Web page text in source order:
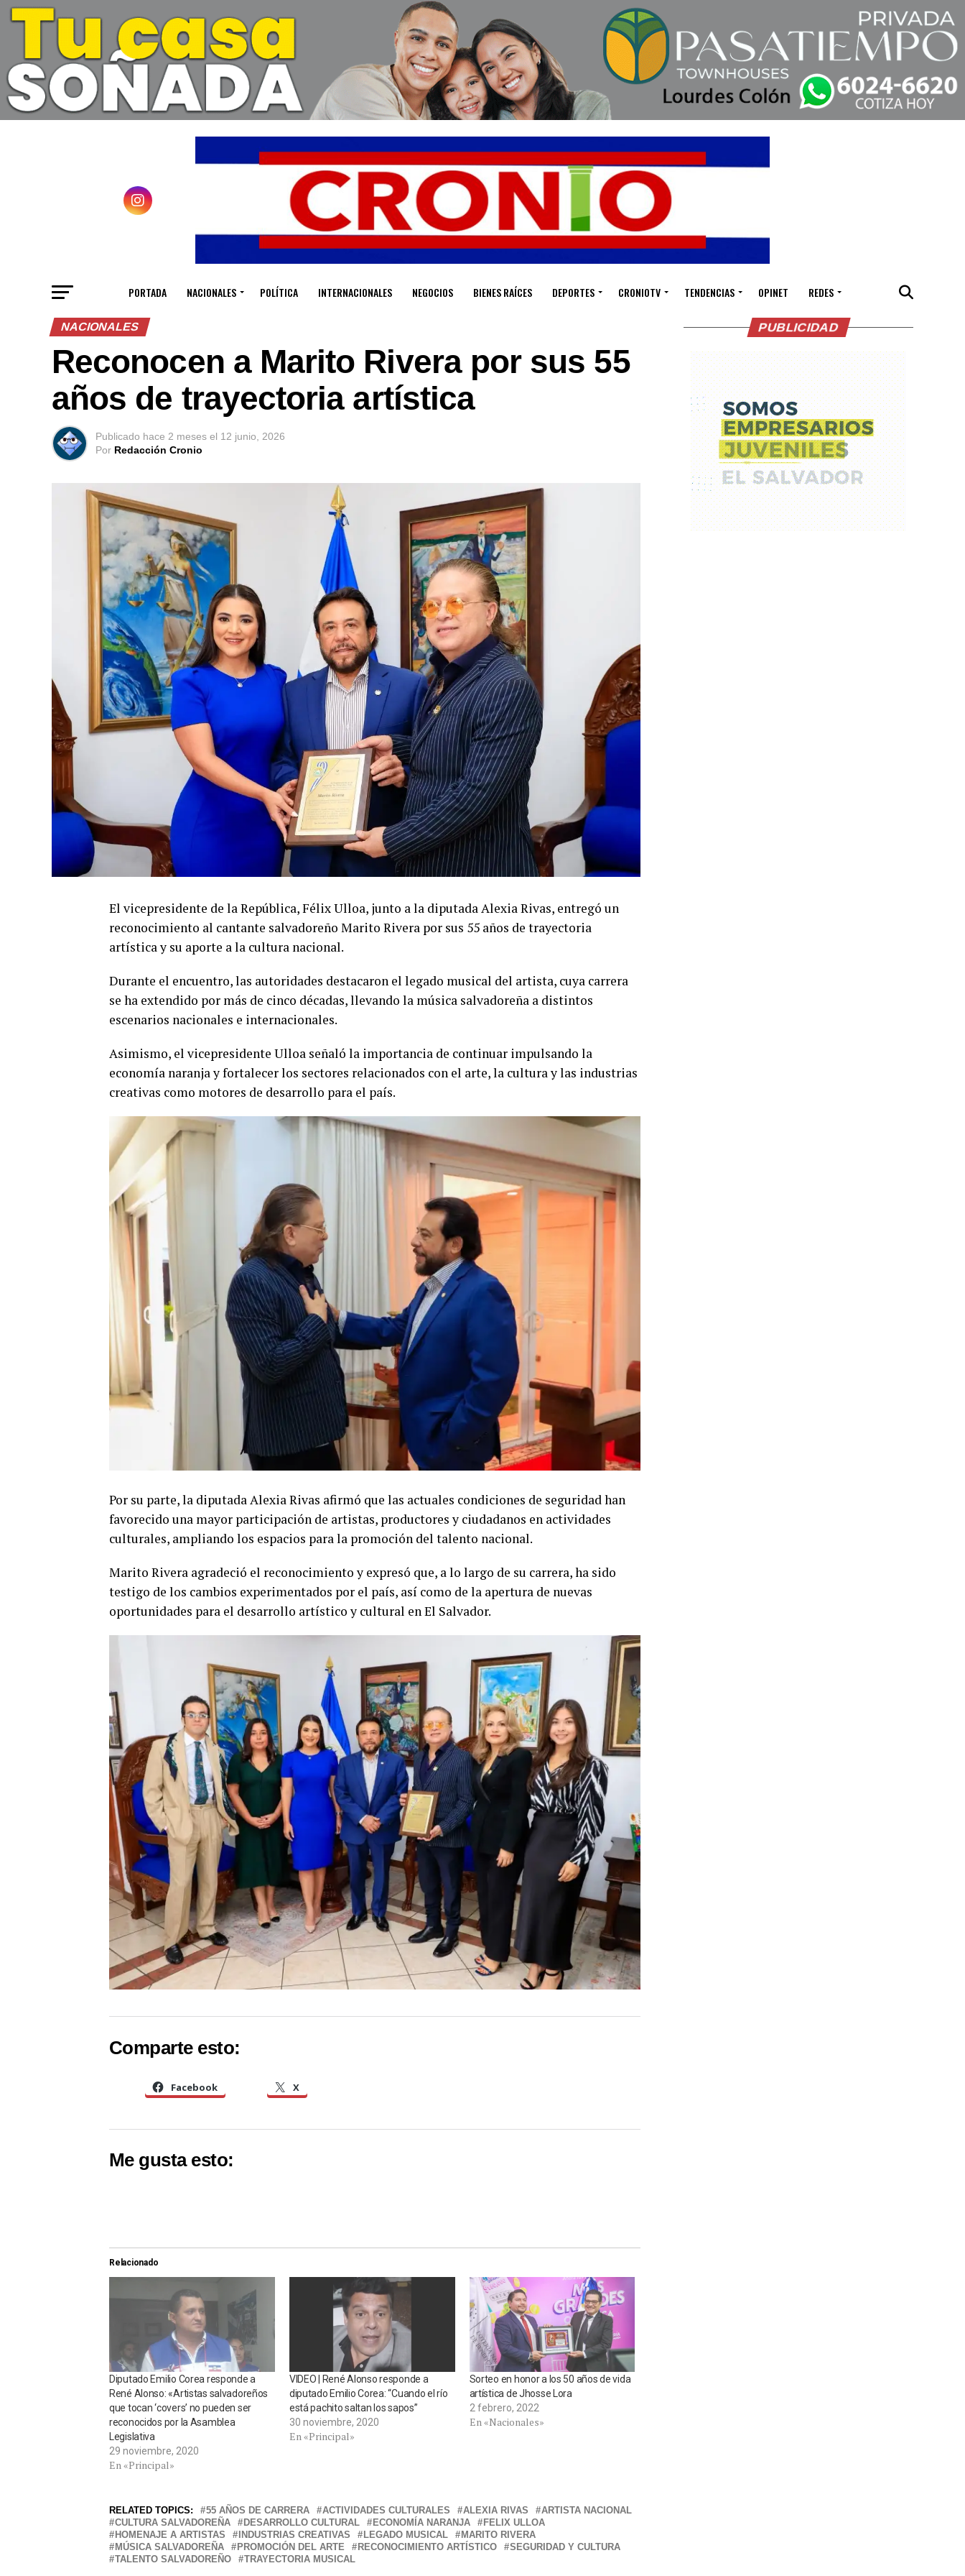
PORTADA NACIONALES POLÍTICA INTERNACIONALES NEGOCIOS BIENES RAÍCES DEPORTES CRONIOTV TENDENCIAS OPINET REDES
NACIONALES
Reconocen a Marito Rivera por sus 55
años de trayectoria artística
Publicado hace 2 meses el 12 junio, 2026
Por Redacción Cronio
El vicepresidente de la República,Félix Ulloa, junto a la diputada Alexia Rivas, entregó un
reconocimiento al cantante salvadoreño Marito Rivera por sus 55 años de trayectoria
artística y su aporte a la cultura nacional.
Durante el encuentro, las autoridades destacaron el legado musical del artista, cuya carrera
se ha extendido por más de cinco décadas, llevando la música salvadoreña a distintos
escenarios nacionales e internacionales.
Asimismo, el vicepresidente Ulloa señaló la importancia de continuar impulsando la
economía naranja y fortalecer los sectores relacionados con el arte, la cultura y las industrias
creativas como motores de desarrollo para el país.
Por su parte, la diputada Alexia Rivas afirmó que las actuales condiciones de seguridad han
favorecido una mayor participación de artistas, productores y ciudadanos en actividades
culturales, ampliando los espacios para la promoción del talento nacional.
Marito Rivera agradeció el reconocimiento y expresó que, a lo largo de su carrera, ha sido
testigo de los cambios experimentados por el país, así como de la apertura de nuevas
oportunidades para el desarrollo artístico y cultural en El Salvador.
Comparte esto:
Facebook X
Me gusta esto:
Relacionado
Diputado Emilio Corea responde a
René Alonso: «Artistas salvadoreños
que tocan ‘covers’ no pueden ser
reconocidos por la Asamblea
Legislativa
29 noviembre, 2020
En «Principal»
VIDEO | René Alonso responde a
diputado Emilio Corea: “Cuando el río
está pachito saltan los sapos”
30 noviembre, 2020
En «Principal»
Sorteo en honor a los 50 años de vida
artística de Jhosse Lora
2 febrero, 2022
En «Nacionales»
RELATED TOPICS: 55 AÑOS DE CARRERA ACTIVIDADES CULTURALES ALEXIA RIVAS
ARTISTA NACIONAL
CULTURA SALVADOREÑA
DESARROLLO CULTURAL ECONOMÍA NARANJA
FELIX ULLOA
HOMENAJE A ARTISTAS
INDUSTRIAS CREATIVAS LEGADO MUSICAL
MARITO RIVERA
MÚSICA SALVADOREÑA
PROMOCIÓN DEL ARTE RECONOCIMIENTO ARTÍSTICO
SEGURIDAD Y CULTURA
TALENTO SALVADOREÑO
TRAYECTORIA MUSICAL
PUBLICIDAD